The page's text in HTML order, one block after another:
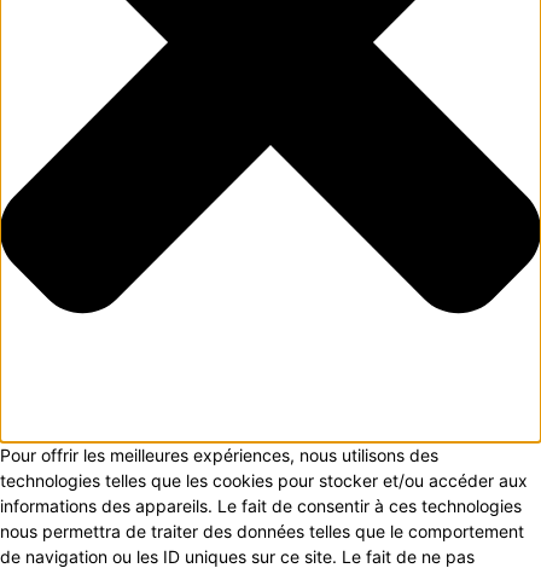
Pour offrir les meilleures expériences, nous utilisons des
technologies telles que les cookies pour stocker et/ou accéder aux
informations des appareils. Le fait de consentir à ces technologies
nous permettra de traiter des données telles que le comportement
de navigation ou les ID uniques sur ce site. Le fait de ne pas